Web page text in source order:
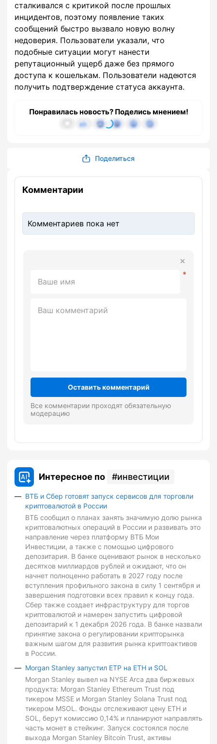
сталкивался с критикой после прошлых
инцидентов, поэтому появление таких
сообщений быстро вызвало новую волну
недоверия. Пользователи указали, что
подобные ситуации могут нанести
репутационный ущерб даже без прямого
доступа к кошелькам. Пользователи надеются
получить подтверждение статуса аккаунта.
Понравилась новость? Поделись мнением!
Поделиться
Комментарии
Комментариев пока нет
Оставить комментарий
Все комментарии проходят обязательную
модерацию
Интересное по инвестиции
ВТБ и Сбер готовят запуск сервисов для торговли
криптовалютой в России
ВТБ сообщил о планах занять значимую долю рынка
криптовалютных операций в России и развивать это
направление через платформу ВТБ Мои
Инвестиции, а также с помощью цифрового
депозитария. В банке оценивают рынок в несколько
десятков миллиардов рублей и ожидают, что он
начнет полноценно работать в 2027 году после
вступления профильного закона в силу 1 сентября и
завершения подготовки всех правил к концу года.
Сбер также создает инфраструктуру для торгов
криптовалютой и намерен запустить цифровой
депозитарий к 1 декабря 2026 года. В банке назвали
принятие закона о регулировании крипторынка
важным шагом для развития рынка криптоактивов
в России.
Morgan Stanley запустил ETP на ETH и SOL
Morgan Stanley вывел на NYSE Arca два биржевых
продукта: Morgan Stanley Ethereum Trust под
тикером MSSE и Morgan Stanley Solana Trust под
тикером MSOL. Фонды отслеживают цену ETH и
SOL, берут комиссию 0,14% и планируют направлять
часть монет в стейкинг. Запуск состоялся после
выхода Morgan Stanley Bitcoin Trust, активы